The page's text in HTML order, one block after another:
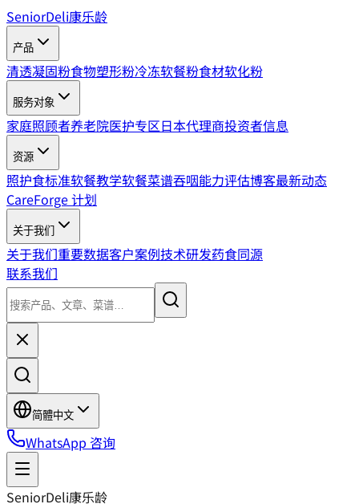
SeniorDeli康乐龄
产品
清透凝固粉食物塑形粉冷冻软餐粉食材软化粉
服务对象
家庭照顾者养老院医护专区日本代理商投资者信息
资源
照护食标准软餐教学软餐菜谱吞咽能力评估博客最新动态
CareForge 计划
关于我们
关于我们重要数据客户案例技术研发药食同源
联系我们
简體中文
WhatsApp 咨询
SeniorDeli康乐龄